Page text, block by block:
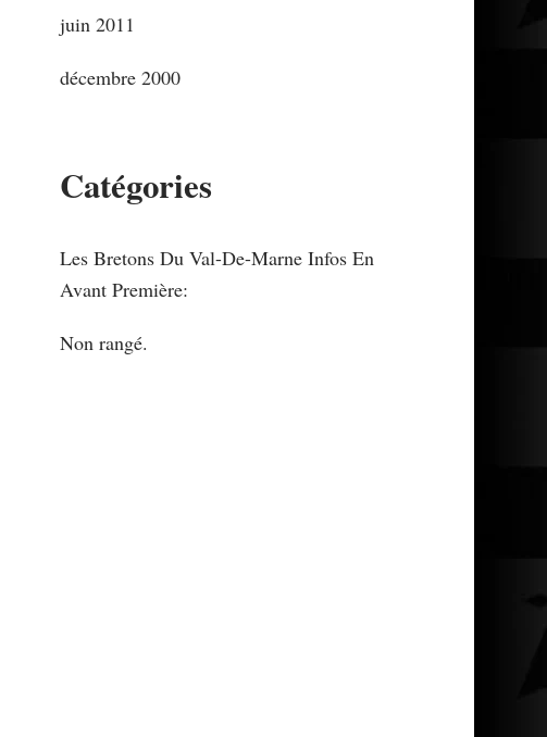
juin 2011
décembre 2000
Catégories
Les Bretons Du Val-De-Marne Infos En
Avant Première:
Non rangé.